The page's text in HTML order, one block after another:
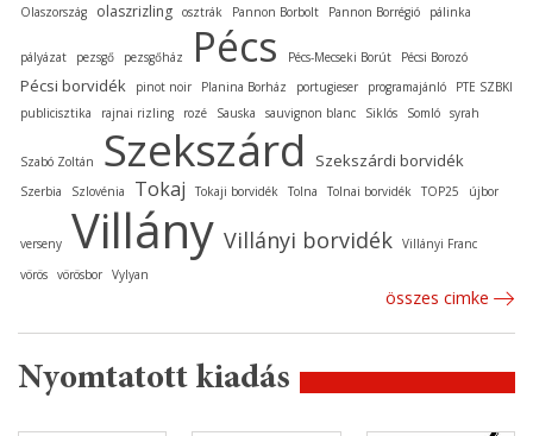
Olaszország
olaszrizling osztrák Pannon Borbolt Pannon Borrégió pálinka
pályázat pezsgő pezsgőház Pécs Pécs-Mecseki Borút Pécsi Borozó
Pécsi borvidék pinot noir Planina Borház portugieser programajánló
PTE SZBKI
publicisztika
rajnai rizling rozé Sauska sauvignon blanc Siklós Somló syrah
Szabó Zoltán Szekszárd Szekszárdi borvidék
Szerbia Szlovénia Tokaj Tokaji borvidék Tolna Tolnai borvidék TOP25 újbor
verseny Villány Villányi borvidék Villányi Franc
vörös vörösbor Vylyan
összes cimke
Nyomtatott kiadás